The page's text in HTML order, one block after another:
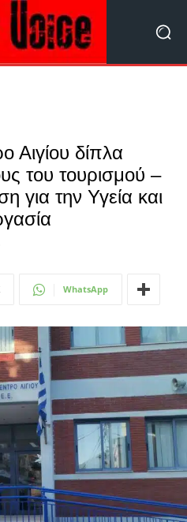
Αιγίου δίπλα
του τουρισμού –
για την Υγεία και
WhatsApp